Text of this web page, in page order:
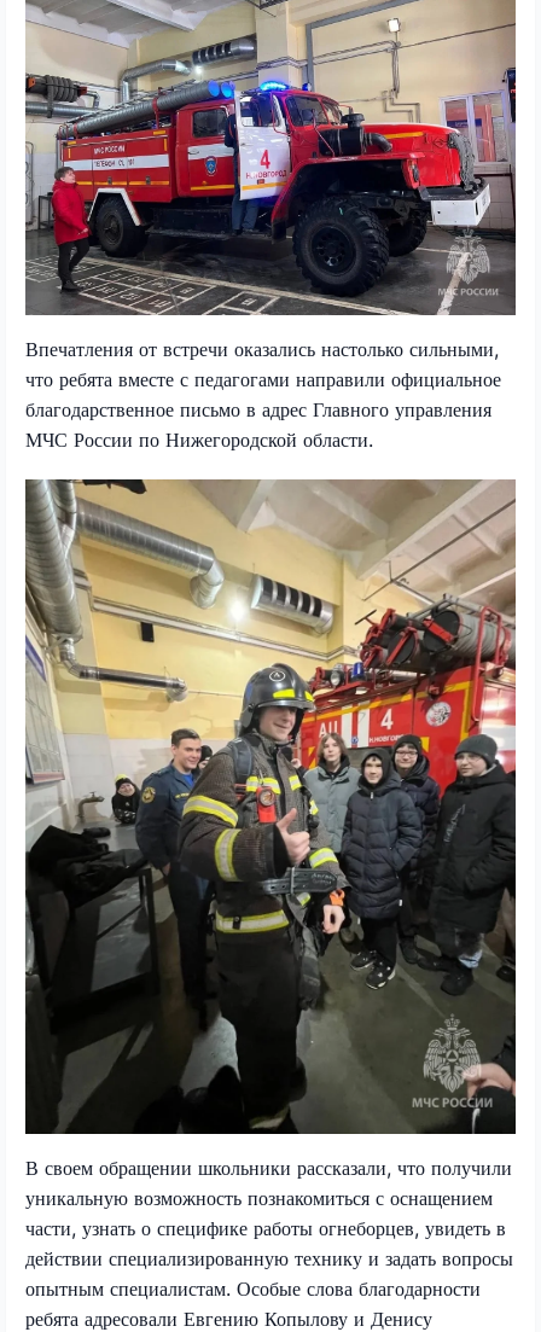
Впечатления от встречи оказались настолько сильными,
что ребята вместе с педагогами направили официальное
благодарственное письмо в адрес Главного управления
МЧС России по Нижегородской области.
В своем обращении школьники рассказали, что получили
уникальную возможность познакомиться с оснащением
части, узнать о специфике работы огнеборцев, увидеть в
действии специализированную технику и задать вопросы
опытным специалистам. Особые слова благодарности
ребята адресовали Евгению Копылову и Денису